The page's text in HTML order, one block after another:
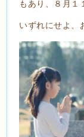
もあり、８月１
いずれにせよ、